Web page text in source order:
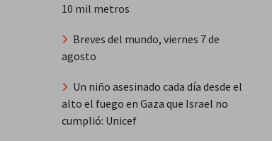
10 mil metros
Breves del mundo, viernes 7 de
agosto
Un niño asesinado cada día desde el
alto el fuego en Gaza que Israel no
cumplió: Unicef